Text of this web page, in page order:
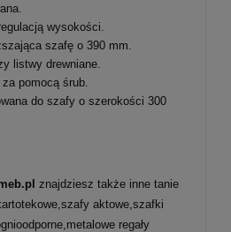
wysokości.
szafę o 390 mm.
listwy drewniane.
pomocą śrub.
do szafy o szerokości 300
znajdziesz także inne tanie
aktowe,szafki
regały